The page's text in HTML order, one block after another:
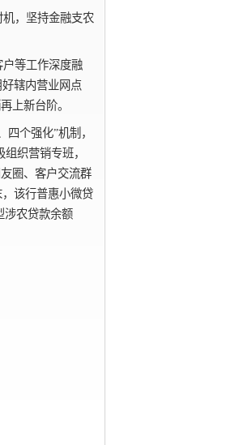
，坚持金融支农
等工作深度融
辖内营业网点
上新台阶。
个强化”机制，
织营销专班，
圈、客户交流群
该行普惠小微贷
涉农贷款余额